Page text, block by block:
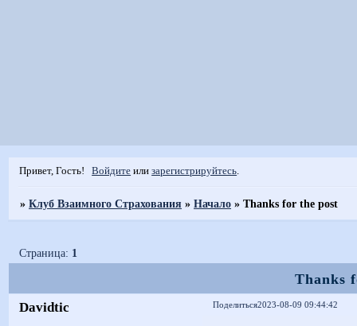
Привет, Гость! Войдите илизарегистрируйтесь.
»Клуб Взаимного Страхования »Начало »Thanks for the post
Thanks
Страница: 1
Поделиться2023-08-09 09:44:42
Davidtic